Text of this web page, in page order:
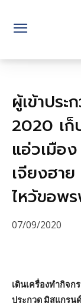
ผู้เข้าปร
2020 เ
แอ่วเมือ
เจียงฮา
ไหว้ขอพ
07/09/2020
เดินเครื่องทำกิจ
ประกวด มิสแกรน